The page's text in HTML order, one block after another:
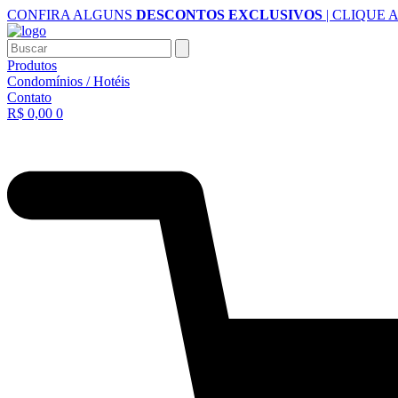
Ir
para
o
conteúdo
CONFIRA ALGUNS DESCONTOS EXCLUSIVOS | CLIQUE
Buscar
Produtos
Condomínios / Hotéis
Contato
R$ 0,00 0